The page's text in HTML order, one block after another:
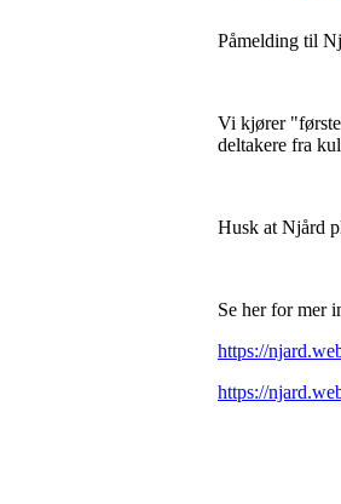
Påmelding til
Vi kjører "første
deltakere fra
Husk at Njård
Se her for mer
https://
https://